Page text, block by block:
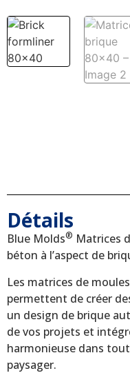
Détails
Blue Molds® Matrices
béton à l’aspect de
Les matrices de
permettent de créer
un design de brique
de vos projets et
harmonieuse dans
paysager.